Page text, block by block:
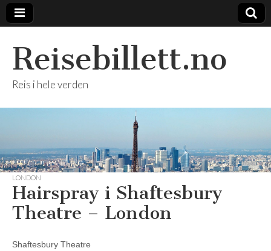
Reisebillett.no
Reis i hele verden
LONDON
Hairspray i Shaftesbury
Theatre – London
Shaftesbury Theatre